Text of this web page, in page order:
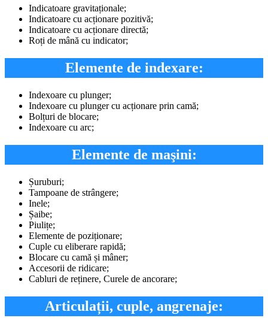
Indicatoare gravitaționale;
Indicatoare cu acționare pozitivă;
Indicatoare cu acționare directă;
Roți de mână cu indicator;
Elemente de indexare:
Indexoare cu plunger;
Indexoare cu plunger cu acționare prin camă;
Bolțuri de blocare;
Indexoare cu arc;
Elemente de maşini:
Șuruburi;
Tampoane de strângere;
Inele;
Șaibe;
Piulițe;
Elemente de poziționare;
Cuple cu eliberare rapidă;
Blocare cu camă și mâner;
Accesorii de ridicare;
Cabluri de reținere, Curele de ancorare;
Articulații, cuple, angrenaje: